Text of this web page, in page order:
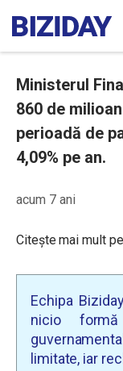
Ministerul
860 de
perioadă de
4,09% pe an.
acum 7 ani
Citește mai mult pe
Echipa
nicio
limitate, iar